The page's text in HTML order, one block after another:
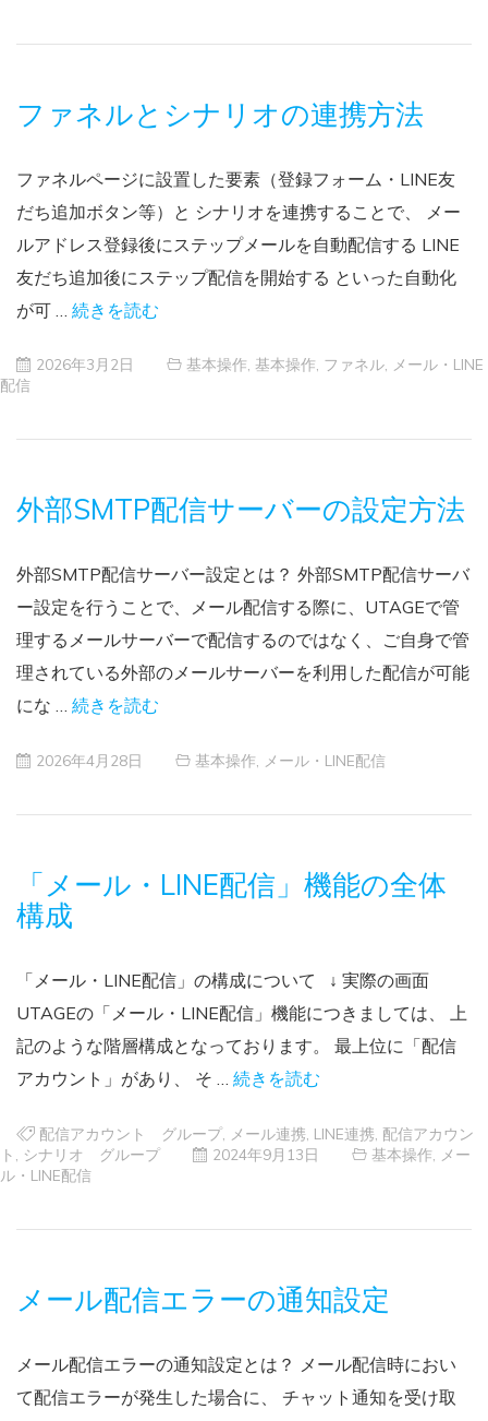
ファネルとシナリオの連携方法
ファネルページに設置した要素（登録フォーム・LINE友
だち追加ボタン等）と シナリオを連携することで、 メー
ルアドレス登録後にステップメールを自動配信する LINE
友だち追加後にステップ配信を開始する といった自動化
が可 … 続きを読む
2026年3月2日 基本操作 基本操作 ファネル
メール・LINE
配信
外部SMTP配信サーバーの設定方法
外部SMTP配信サーバー設定とは？ 外部SMTP配信サーバ
ー設定を行うことで、メール配信する際に、UTAGEで管
理するメールサーバーで配信するのではなく、ご自身で管
理されている外部のメールサーバーを利用した配信が可能
にな … 続きを読む
2026年4月28日 基本操作 メール・LINE配信
「メール・LINE配信」機能の全体
構成
「メール・LINE配信」の構成について ↓ 実際の画面
UTAGEの「メール・LINE配信」機能につきましては、 上
記のような階層構成となっております。 最上位に「配信
アカウント」があり、 そ … 続きを読む
配信アカウント グループ, メール連携 LINE連携 配信アカウン
ト
シナリオ グループ 2024年9月13日 基本操作
メー
ル・LINE配信
メール配信エラーの通知設定
メール配信エラーの通知設定とは？ メール配信時におい
て配信エラーが発生した場合に、 チャット通知を受け取